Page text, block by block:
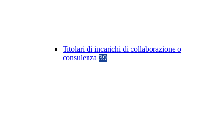
Titolari di incarichi di collaborazione o
consulenza 39